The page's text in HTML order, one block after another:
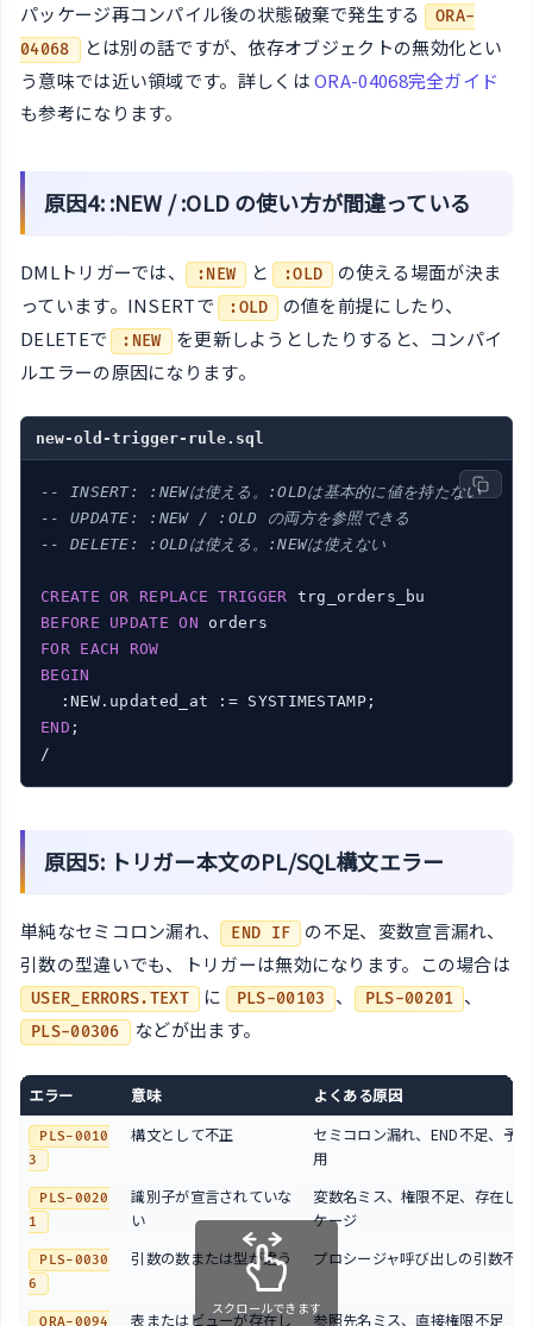
パッケージ再コンパイル後の状態破棄で発生する
ORA-
04068 とは別の話ですが、依存オブジェクトの無効化とい
う意味では近い領域です。詳しくはORA-04068完全ガイド
も参考になります。
原因4: :NEW / :OLD の使い方が間違っている
DMLトリガーでは、 :NEW と :OLD
の使える場面が決ま
っています。INSERTで
:OLD
の値を前提にしたり、
DELETEで
:NEW
を更新しようとしたりすると、コンパイ
ルエラーの原因になります。
new-old-trigger-rule.sql
-- INSERT: :NEWは使える。:OLDは基本的に値を持たない
-- UPDATE: :NEW / :OLD の両方を参照できる
-- DELETE: :OLDは使える。:NEWは使えない
CREATE OR REPLACE TRIGGER
BEFORE
UPDATE ON
FOR
EACH
ROW
BEGIN
END ;
/
原因5: トリガー本文のPL/SQL構文エラー
単純なセミコロン漏れ、 END IF
の不足、変数宣言漏れ、
引数の型違いでも、トリガーは無効になります。この場合は
USER_ERRORS.TEXT に PLS-00103 、 PLS-00201 、
PLS-00306 などが出ます。
エラー 意味 よくある原因
PLS-0010
3
構文として不正
セミコロン漏れ、END不足、予
用
PLS-0020
1
識別子が宣言されていな
い
変数名ミス、権限不足、存在し
ケージ
PLS-0030
6
引数の数または型が違う プロシージャ呼び出しの引数不
ORA-0094 表またはビューが存在し 参照先名ミス、直接権限不足
スクロールできます